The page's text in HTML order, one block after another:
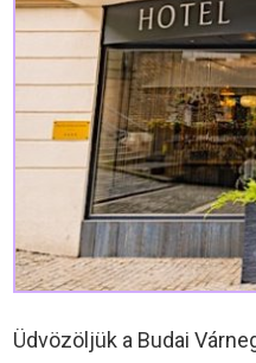
Üdvözöljük a Budai